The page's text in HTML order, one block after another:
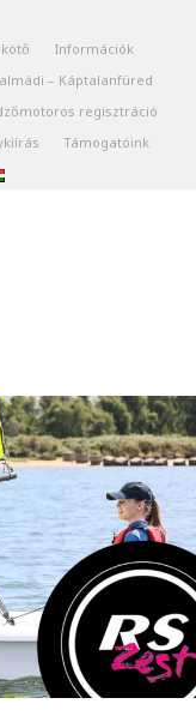
Információk
– Káptalanfüred
regisztráció
Támogatóink